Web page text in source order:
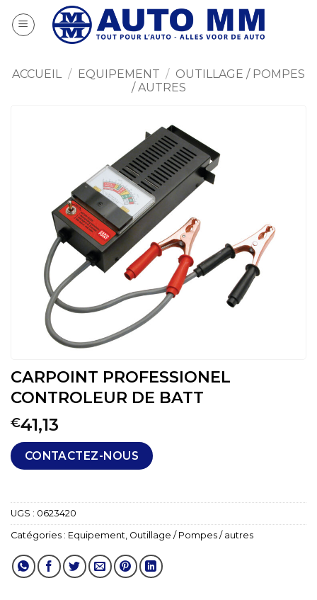
au
ACCUEIL / EQUIPEMENT / OUTILLAGE / POMPES
/ AUTRES
CARPOINT PROFESSIONEL
CONTROLEUR DE BATT
€41,13
CONTACTEZ-NOUS
UGS : 0623420
Catégories : Equipement Outillage / Pompes / autres